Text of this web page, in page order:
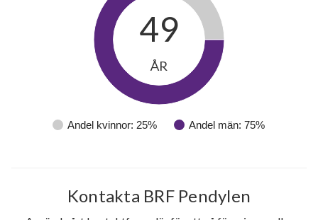
Andel kvinnor: 25% Andel män: 75%
49
ÅR
Kontakta BRF Pendylen